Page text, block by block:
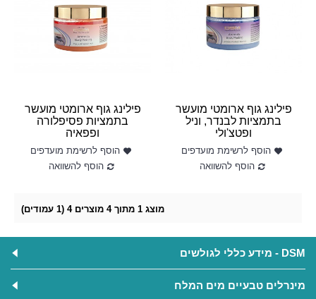
פילינג גוף ארומטי מועשר
בתמציות לבנדר, וניל
ופטצ'ולי
הוסף לרשימת מועדפים
הוסף להשוואה
פילינג גוף ארומטי מועשר
בתמציות פסיפלורה
ופפאיה
הוסף לרשימת מועדפים
הוסף להשוואה
מוצג 1 מתוך 4 מוצרים 4 (1 עמודים)
DSM - מידע כללי לגולשים
מינרלים טבעיים מים המלח